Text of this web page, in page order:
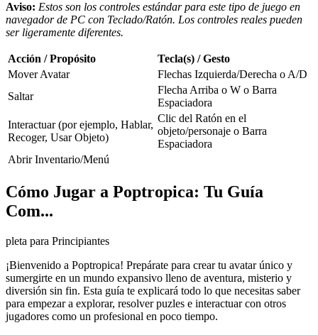
Aviso: Estos son los controles estándar para este tipo de juego en
navegador de PC con Teclado/Ratón. Los controles reales pueden
ser ligeramente diferentes.
Acción / Propósito
Tecla(s) / Gesto
Mover Avatar
Flechas Izquierda/Derecha o A/D
Saltar
Flecha Arriba o W o Barra
Espaciadora
Interactuar (por ejemplo, Hablar,
Recoger, Usar Objeto)
Clic del Ratón en el
objeto/personaje o Barra
Espaciadora
Abrir Inventario/Menú
Cómo Jugar a Poptropica: Tu Guía
Com...
pleta para Principiantes
¡Bienvenido a Poptropica! Prepárate para crear tu avatar único y
sumergirte en un mundo expansivo lleno de aventura, misterio y
diversión sin fin. Esta guía te explicará todo lo que necesitas saber
para empezar a explorar, resolver puzles e interactuar con otros
jugadores como un profesional en poco tiempo.